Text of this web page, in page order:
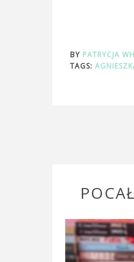
BY PATRYCJA
TAGS: